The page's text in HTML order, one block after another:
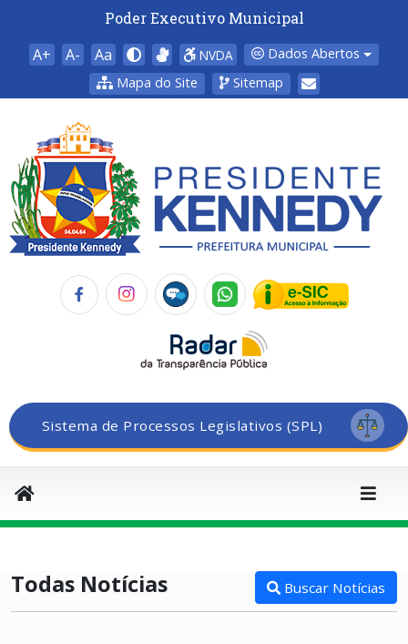
Poder Executivo Municipal
A+ A- Aa NVDA
Dados Abertos
Mapa do Site
Sitemap
Sistema de Processos Legislativos (SPL)
Todas Notícias Buscar Notícias